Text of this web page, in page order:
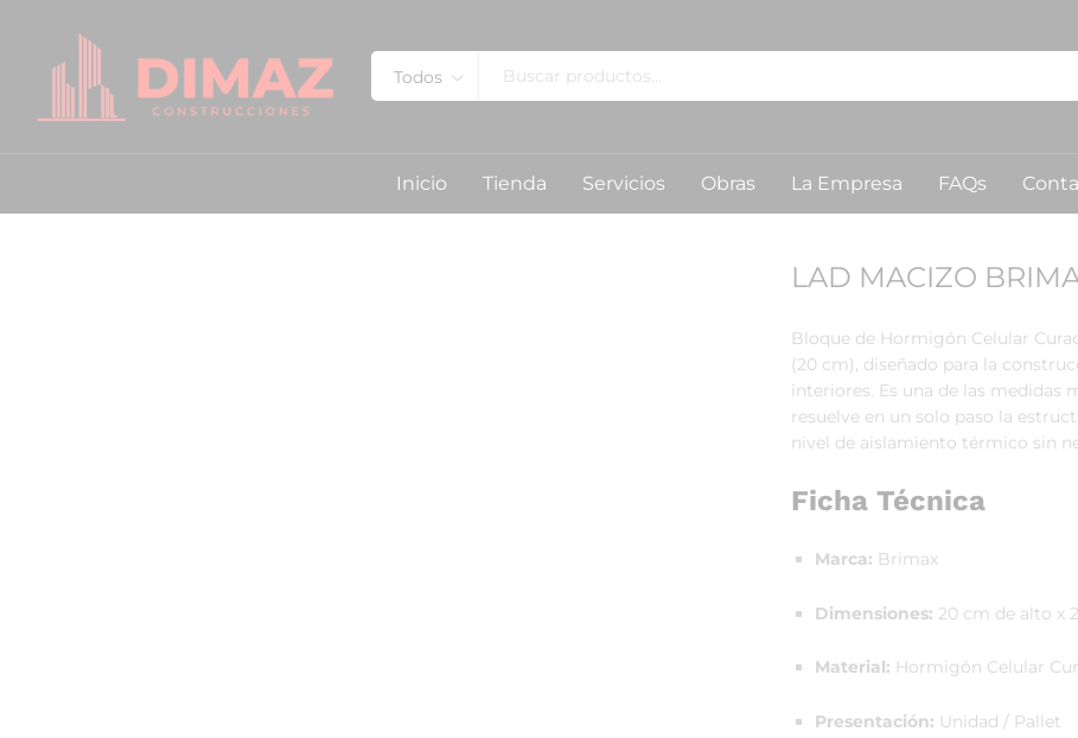
Todos
Inicio Tienda Servicios Obras La Empresa FAQs
LAD MACIZO
Bloque de Hormigón Celular
(20 cm), diseñado para la
interiores. Es una de las medidas
resuelve en un solo paso la
nivel de aislamiento térmico sin
Ficha Técnica
Marca: Brimax
Dimensiones: 20 cm de alto x
Material: Hormigón Celular
Presentación: Unidad / Pallet